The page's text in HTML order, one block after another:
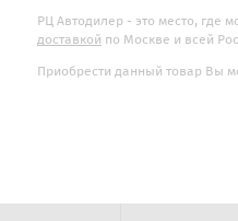
РЦ Автодилер - это место, где
доставкой по Москве и всей
Приобрести данный товар Вы